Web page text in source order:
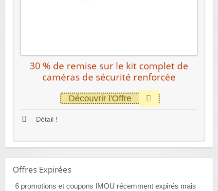
30 % de remise sur le kit complet de
caméras de sécurité renforcée
Découvrir l'Offre
Détail !
Offres Expirées
6 promotions et coupons IMOU récemment expirés mais